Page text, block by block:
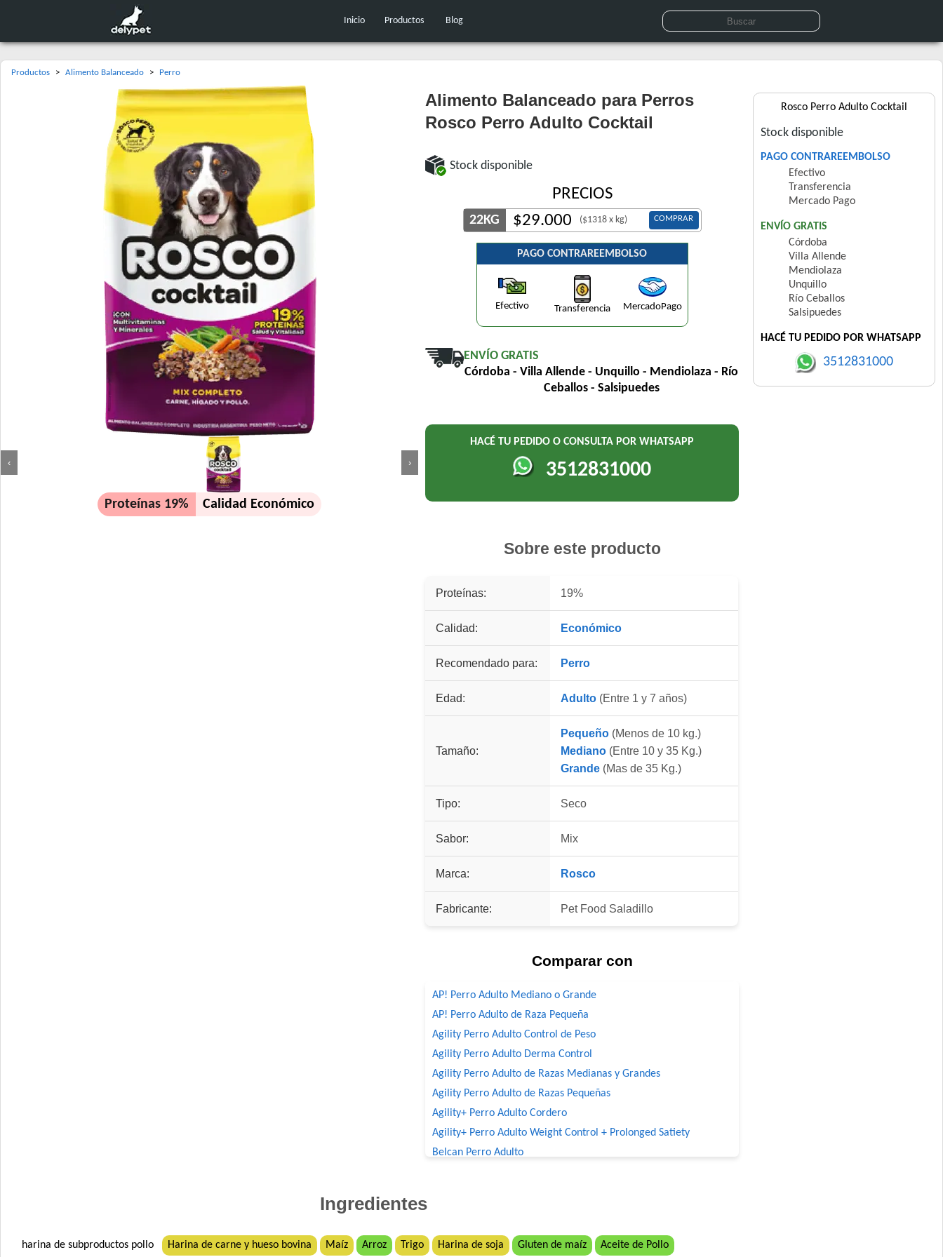
Inicio Productos Blog
Productos > Alimento Balanceado > Perro
‹ ›
Proteínas 19% Calidad Económico
Alimento Balanceado para Perros
Rosco Perro Adulto Cocktail
Stock disponible
PRECIOS
22KG $29.000 ($1318 x kg) COMPRAR
PAGO CONTRAREEMBOLSO
Efectivo Transferencia MercadoPago
ENVÍO GRATIS
Córdoba - Villa Allende - Unquillo - Mendiolaza - Río
Ceballos - Salsipuedes
HACÉ TU PEDIDO O CONSULTA POR WHATSAPP
3512831000
Sobre este producto
Proteínas: 19%
Calidad: Económico
Recomendado para: Perro
Edad: Adulto (Entre 1 y 7 años)
Tamaño:
Pequeño (Menos de 10 kg.)
Mediano (Entre 10 y 35 Kg.)
Grande (Mas de 35 Kg.)
Tipo: Seco
Sabor: Mix
Marca: Rosco
Fabricante: Pet Food Saladillo
Comparar con
AP! Perro Adulto Mediano o Grande
AP! Perro Adulto de Raza Pequeña
Agility Perro Adulto Control de Peso
Agility Perro Adulto Derma Control
Agility Perro Adulto de Razas Medianas y Grandes
Agility Perro Adulto de Razas Pequeñas
Agility+ Perro Adulto Cordero
Agility+ Perro Adulto Weight Control + Prolonged Satiety
Belcan Perro Adulto
Biomax Perro Adulto
Ingredientes
harina de subproductos pollo Harina de carne y hueso bovina Maíz Arroz Trigo Harina de soja Gluten de maíz Aceite de Pollo
Rosco Perro Adulto Cocktail
Stock disponible
PAGO CONTRAREEMBOLSO
Efectivo
Transferencia
Mercado Pago
ENVÍO GRATIS
Córdoba
Villa Allende
Mendiolaza
Unquillo
Río Ceballos
Salsipuedes
HACÉ TU PEDIDO POR WHATSAPP
3512831000